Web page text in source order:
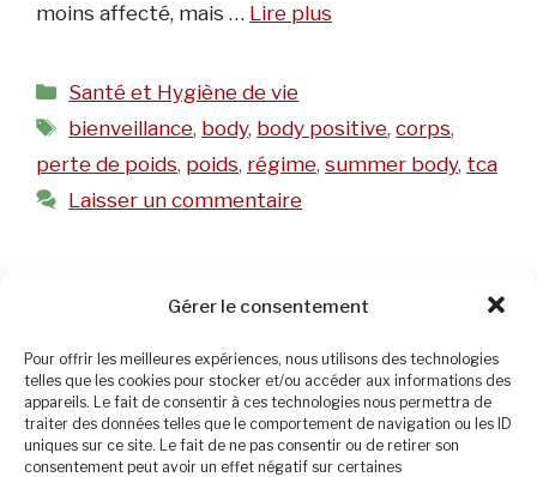
Gérer le consentement
Pour offrir les meilleures expériences, nous utilisons des technologies
telles que les cookies pour stocker et/ou accéder aux informations des
appareils. Le fait de consentir à ces technologies nous permettra de
traiter des données telles que le comportement de navigation ou les ID
uniques sur ce site. Le fait de ne pas consentir ou de retirer son
consentement peut avoir un effet négatif sur certaines
moins affecté, mais … Lire plus
Catégories
Santé et Hygiène de vie
Étiquettes
bienveillance, body, body positive,corps,
perte de poids, poids, régime, summer body, tca
Laisser un commentaire
L’obésité ou les
obésités ?
4 juillet 2023 par Christine